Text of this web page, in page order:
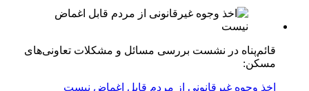
قائم‌پناه در نشست بررسی مسائل و مشکلات تعاونی‌های
مسکن:
اخذ وجوه غیرقانونی از مردم قابل اغماض نیست